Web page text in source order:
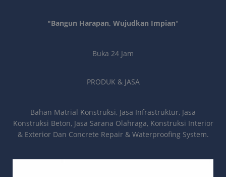
"Bangun Harapan, Wujudkan Impian"
Buka 24 Jam
PRODUK & JASA
Bahan Matrial Konstruksi, Jasa Infrastruktur, Jasa
Konstruksi Beton, Jasa Sarana Olahraga, Konstruksi Interior
& Exterior Dan Concrete Repair & Waterproofing System.